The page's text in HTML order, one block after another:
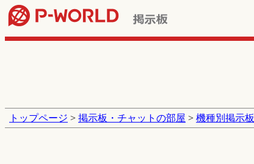
トップページ > 掲示板・チャットの部屋 > 機種別掲示板